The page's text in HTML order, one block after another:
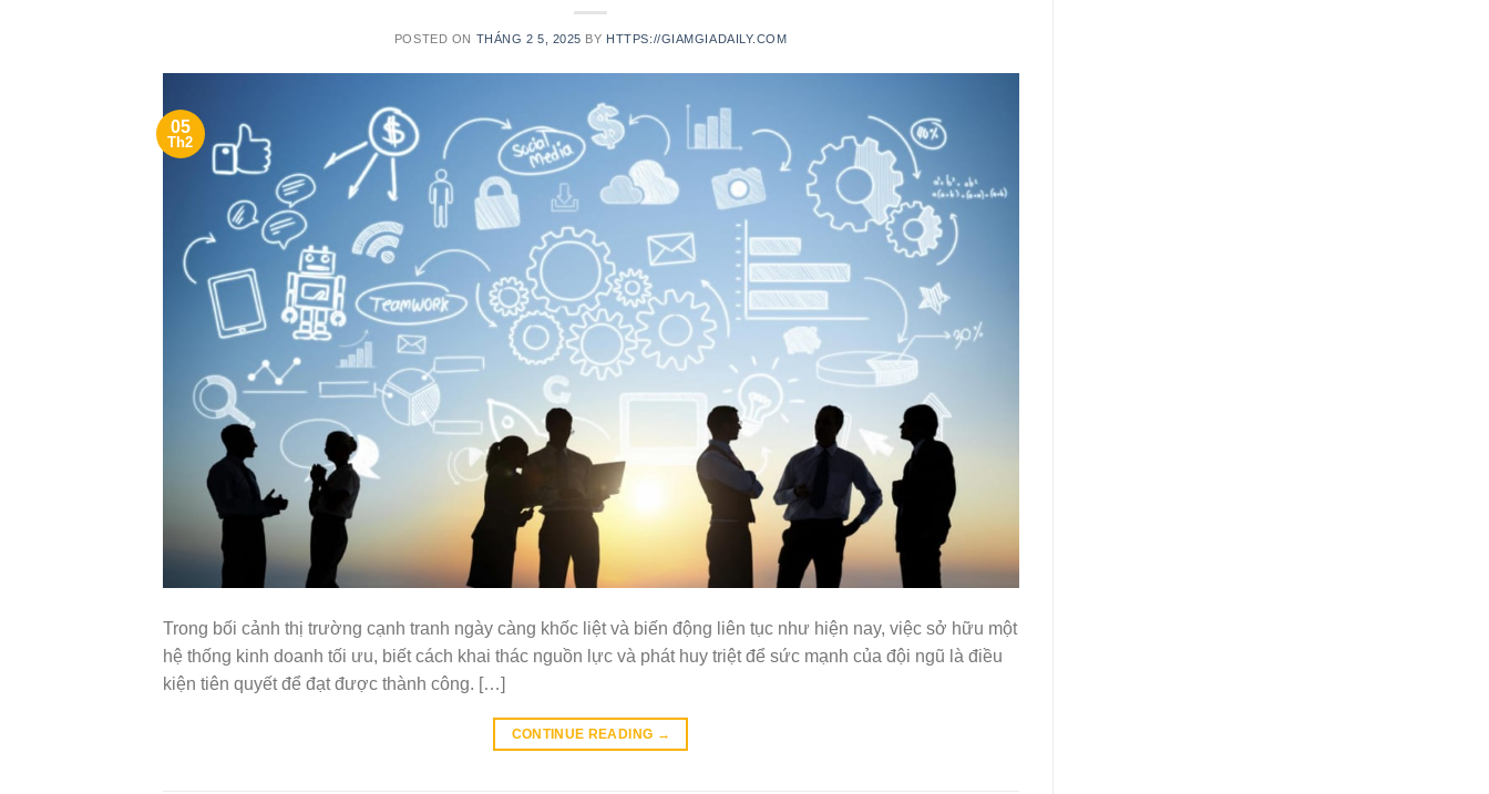
POSTED ON THÁNG 2 5, 2025 BY HTTPS://GIAMGIADAILY.COM
05
Th2
Trong bối cảnh thị trường cạnh tranh ngày càng khốc liệt và biến động liên tục như hiện nay, việc sở hữu một
hệ thống kinh doanh tối ưu, biết cách khai thác nguồn lực và phát huy triệt để sức mạnh của đội ngũ là điều
kiện tiên quyết để đạt được thành công. […]
CONTINUE READING →